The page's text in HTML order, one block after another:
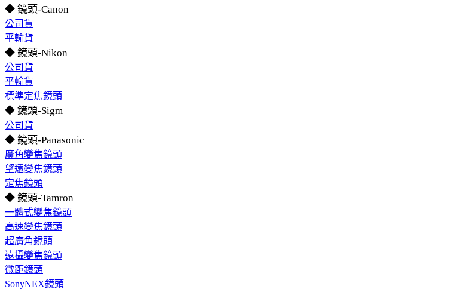
◆ 鏡頭-Canon
公司貨
平輸貨
◆ 鏡頭-Nikon
公司貨
平輸貨
標準定焦鏡頭
◆ 鏡頭-Sigm
公司貨
◆ 鏡頭-Panasonic
廣角變焦鏡頭
望遠變焦鏡頭
定焦鏡頭
◆ 鏡頭-Tamron
一體式變焦鏡頭
高速變焦鏡頭
超廣角鏡頭
遠攝變焦鏡頭
微距鏡頭
SonyNEX鏡頭